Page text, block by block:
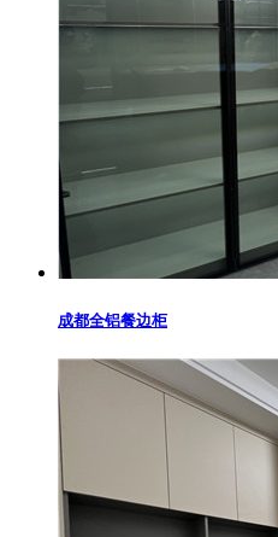
成都全铝餐边柜